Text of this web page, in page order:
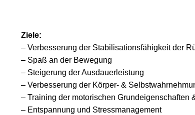
Ziele:
– Verbesserung der Stabilisationsfähigkeit der
– Spaß an der Bewegung
– Steigerung der Ausdauerleistung
– Verbesserung der Körper- &
– Training der motorischen Grundeigenschaften
– Entspannung und Stressmanagement